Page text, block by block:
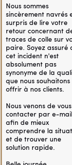
Nous sommes
sincèrement navrés
surpris de lire votre
retour concernant
traces de colle sur
paire. Soyez assuré
cet incident n'est
absolument pas
synonyme de la
que nous souhaitons
offrir à nos clients.
Nous venons de vous
contacter par e-mail
afin de mieux
comprendre la
et de trouver une
solution rapide.